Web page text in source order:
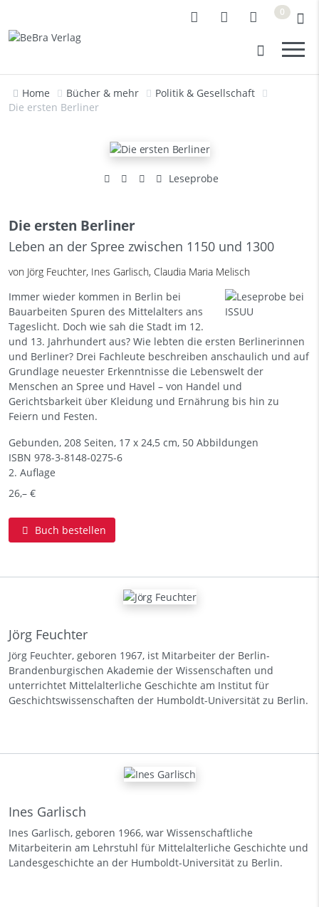
0
Home Bücher & mehr
Politik & Gesellschaft
Die ersten Berliner
Leseprobe
Die ersten Berliner
Leben an der Spree zwischen 1150 und 1300
von Jörg Feuchter, Ines Garlisch, Claudia Maria Melisch
Immer wieder kommen in Berlin bei
Bauarbeiten Spuren des Mittelalters ans
Tageslicht. Doch wie sah die Stadt im 12.
und 13. Jahrhundert aus? Wie lebten die ersten Berlinerinnen
und Berliner? Drei Fachleute beschreiben anschaulich und auf
Grundlage neuester Erkenntnisse die Lebenswelt der
Menschen an Spree und Havel – von Handel und
Gerichtsbarkeit über Kleidung und Ernährung bis hin zu
Feiern und Festen.
Gebunden, 208 Seiten, 17 x 24,5 cm, 50 Abbildungen
ISBN 978-3-8148-0275-6
2. Auflage
26,– €
Buch bestellen
Jörg Feuchter
Jörg Feuchter, geboren 1967, ist Mitarbeiter der Berlin-
Brandenburgischen Akademie der Wissenschaften und
unterrichtet Mittelalterliche Geschichte am Institut für
Geschichtswissenschaften der Humboldt-Universität zu Berlin.
Ines Garlisch
Ines Garlisch, geboren 1966, war Wissenschaftliche
Mitarbeiterin am Lehrstuhl für Mittelalterliche Geschichte und
Landesgeschichte an der Humboldt-Universität zu Berlin.